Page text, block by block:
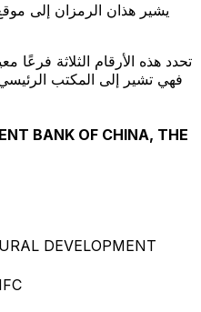
BANK OF CHINA, THE